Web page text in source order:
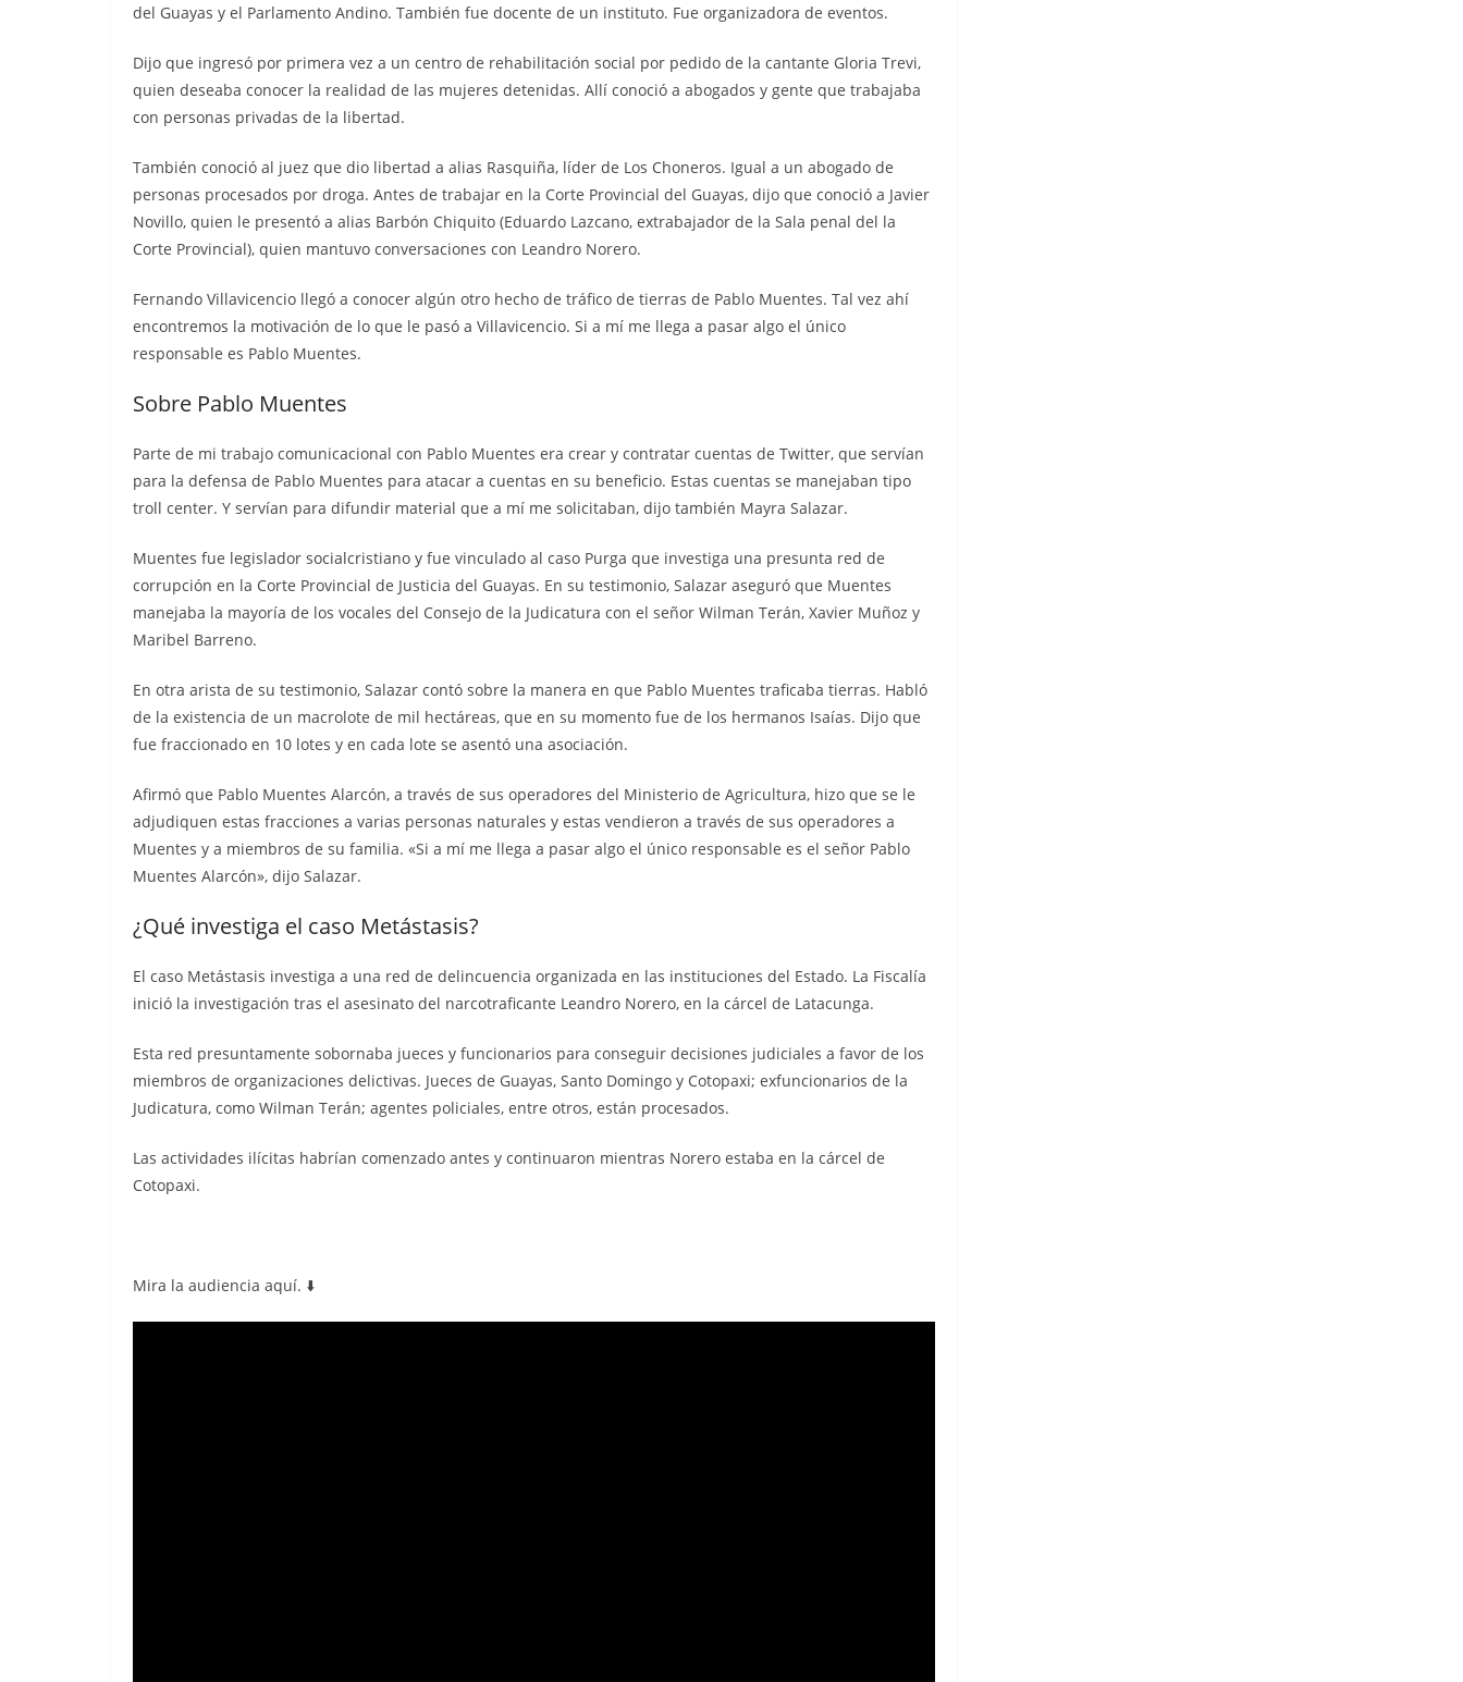
del Guayas y el Parlamento Andino. También fue docente de un instituto. Fue organizadora de eventos.
Dijo que ingresó por primera vez a un centro de rehabilitación social por pedido de la cantante Gloria Trevi,
quien deseaba conocer la realidad de las mujeres detenidas. Allí conoció a abogados y gente que trabajaba
con personas privadas de la libertad.
También conoció al juez que dio libertad a alias Rasquiña, líder de Los Choneros. Igual a un abogado de
personas procesados por droga. Antes de trabajar en la Corte Provincial del Guayas, dijo que conoció a Javier
Novillo, quien le presentó a alias Barbón Chiquito (Eduardo Lazcano, extrabajador de la Sala penal del la
Corte Provincial), quien mantuvo conversaciones con Leandro Norero.
Fernando Villavicencio llegó a conocer algún otro hecho de tráfico de tierras de Pablo Muentes. Tal vez ahí
encontremos la motivación de lo que le pasó a Villavicencio. Si a mí me llega a pasar algo el único
responsable es Pablo Muentes.
Sobre Pablo Muentes
Parte de mi trabajo comunicacional con Pablo Muentes era crear y contratar cuentas de Twitter, que servían
para la defensa de Pablo Muentes para atacar a cuentas en su beneficio. Estas cuentas se manejaban tipo
troll center. Y servían para difundir material que a mí me solicitaban, dijo también Mayra Salazar.
Muentes fue legislador socialcristiano y fue vinculado al caso Purga que investiga una presunta red de
corrupción en la Corte Provincial de Justicia del Guayas. En su testimonio, Salazar aseguró que Muentes
manejaba la mayoría de los vocales del Consejo de la Judicatura con el señor Wilman Terán, Xavier Muñoz y
Maribel Barreno.
En otra arista de su testimonio, Salazar contó sobre la manera en que Pablo Muentes traficaba tierras. Habló
de la existencia de un macrolote de mil hectáreas, que en su momento fue de los hermanos Isaías. Dijo que
fue fraccionado en 10 lotes y en cada lote se asentó una asociación.
Afirmó que Pablo Muentes Alarcón, a través de sus operadores del Ministerio de Agricultura, hizo que se le
adjudiquen estas fracciones a varias personas naturales y estas vendieron a través de sus operadores a
Muentes y a miembros de su familia. «Si a mí me llega a pasar algo el único responsable es el señor Pablo
Muentes Alarcón», dijo Salazar.
¿Qué investiga el caso Metástasis?
El caso Metástasis investiga a una red de delincuencia organizada en las instituciones del Estado. La Fiscalía
inició la investigación tras el asesinato del narcotraficante Leandro Norero, en la cárcel de Latacunga.
Esta red presuntamente sobornaba jueces y funcionarios para conseguir decisiones judiciales a favor de los
miembros de organizaciones delictivas. Jueces de Guayas, Santo Domingo y Cotopaxi; exfuncionarios de la
Judicatura, como Wilman Terán; agentes policiales, entre otros, están procesados.
Las actividades ilícitas habrían comenzado antes y continuaron mientras Norero estaba en la cárcel de
Cotopaxi.
Mira la audiencia aquí. ⬇️